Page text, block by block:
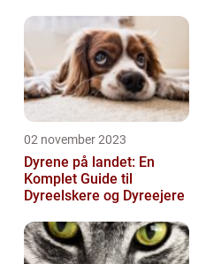
og mest populære ...
02 november 2023
Dyrene på landet: En
Komplet Guide til
Dyreelskere og Dyreejere